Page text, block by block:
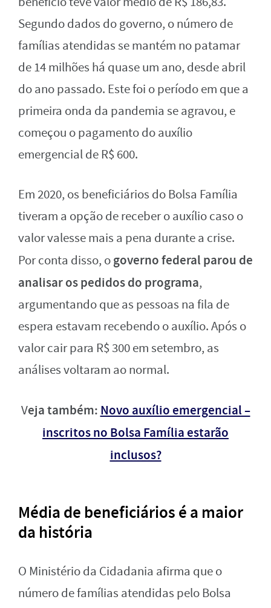
Segundo dados do governo, o número de
famílias atendidas se mantém no patamar
de 14 milhões há quase um ano, desde abril
do ano passado. Este foi o período em que a
primeira onda da pandemia se agravou, e
começou o pagamento do auxílio
emergencial de R$ 600.
Em 2020, os beneficiários do Bolsa Família
tiveram a opção de receber o auxílio caso o
valor valesse mais a pena durante a crise.
Por conta disso, ogoverno federal parou de
analisar os pedidos do programa,
argumentando que as pessoas na fila de
espera estavam recebendo o auxílio. Após o
valor cair para R$ 300 em setembro, as
análises voltaram ao normal.
Veja também: Novo auxílio emergencial –
inscritos no Bolsa Família estarão
inclusos?
Média de beneficiários é a maior
da história
O Ministério da Cidadania afirma que o
número de famílias atendidas pelo Bolsa